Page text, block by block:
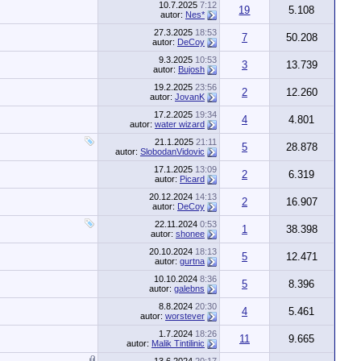
10.7.2025 7:12
autor: Nes* 19 5.108
27.3.2025 18:53
autor: DeCoy 7 50.208
9.3.2025 10:53
autor: Bujosh 3 13.739
19.2.2025 23:56
autor: JovanK 2 12.260
17.2.2025 19:34
autor: water wizard 4 4.801
21.1.2025 21:11
autor: SlobodanVidovic 5 28.878
17.1.2025 13:09
autor: Picard 2 6.319
20.12.2024 14:13
autor: DeCoy 2 16.907
22.11.2024 0:53
autor: shonee 1 38.398
20.10.2024 18:13
autor: gurtna 5 12.471
10.10.2024 8:36
autor: galebns 5 8.396
8.8.2024 20:30
autor: worstever 4 5.461
1.7.2024 18:26
autor: Malik Tintilinic 11 9.665